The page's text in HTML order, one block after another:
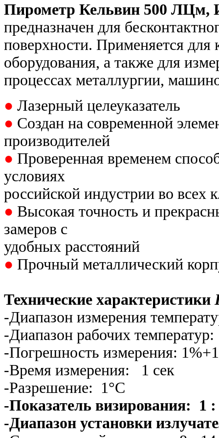
Пирометр Кельвин 500 ЛЦм,
предназначен для
поверхности. Применяется для
оборудования, а также для
процессах металлургии,
● Лазерный целеуказатель
● Создан на современной
производителей
● Проверенная временем
условиях
российской индустрии во всех
● Высокая точность и
замеров с
удобных расстояний
● Прочный металлический
Технические характеристики
-Диапазон измерения
-Диапазон рабочих
-Погрешность измерения:
-Время измерения: 1 сек
-Разрешение: 1°С
-Показатель визирования: 1 :
-Диапазон установки